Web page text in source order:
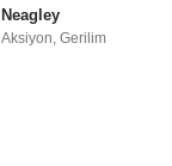
Neagley
Aksiyon ,Gerilim